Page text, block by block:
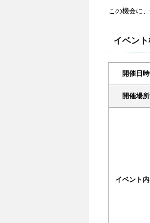
この機会に
イベン
開催日時
開催場所
イベント